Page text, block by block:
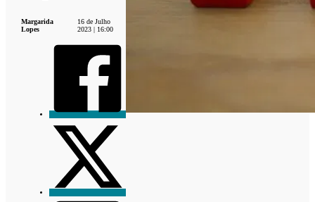
Margarida
Lopes
16 de Julho
2023 | 16:00